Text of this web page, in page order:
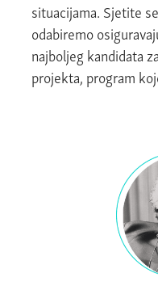
situacijama. Sjetite
odabiremo
najboljeg kandidata
projekta, program